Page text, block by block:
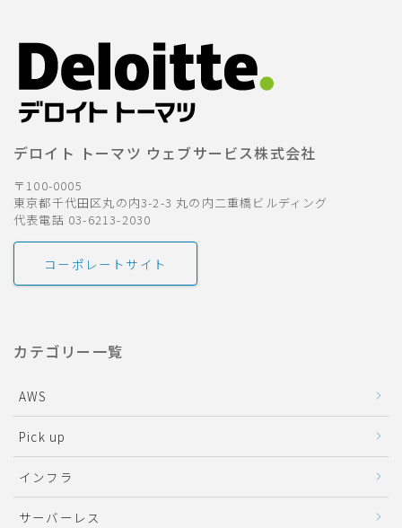
デロイト トーマツ ウェブサービス株式会社
〒100-0005
東京都千代田区丸の内3-2-3 丸の内二重橋ビルディング
代表電話 03-6213-2030
コーポレートサイト
カテゴリー一覧
AWS
Pick up
インフラ
サーバーレス